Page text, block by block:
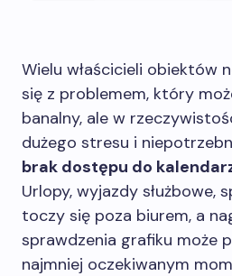
Wielu właścicieli obiektów
się z problemem, który
banalny, ale w
dużego stresu i
brak dostępu do
Urlopy, wyjazdy służbowe,
toczy się poza biurem, a
sprawdzenia grafiku może
najmniej oczekiwanym